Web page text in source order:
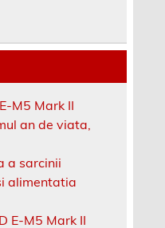
M5 Mark II
an de viata,
a sarcinii
alimentatia
E-M5 Mark II